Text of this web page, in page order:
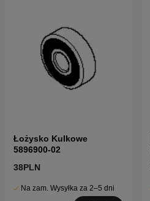
Łożysko Kulkowe
5896900-02
38PLN
Na zam. Wysyłka za 2–5 dni